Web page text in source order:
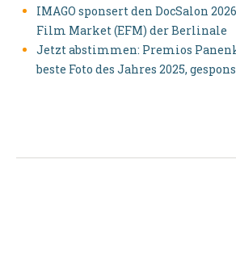
IMAGO sponsert den DocSalon
Film Market (EFM) der Berlinale
Jetzt abstimmen: Premios
beste Foto des Jahres 2025,